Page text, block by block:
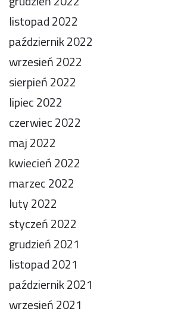
listopad 2022
październik 2022
wrzesień 2022
sierpień 2022
lipiec 2022
czerwiec 2022
maj 2022
kwiecień 2022
marzec 2022
luty 2022
styczeń 2022
grudzień 2021
listopad 2021
październik 2021
wrzesień 2021